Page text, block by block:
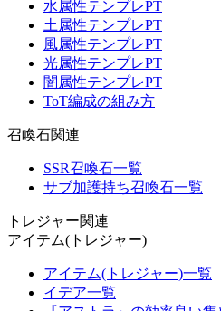
水属性テンプレPT
土属性テンプレPT
風属性テンプレPT
光属性テンプレPT
闇属性テンプレPT
ToT編成の組み方
召喚石関連
SSR召喚石一覧
サブ加護持ち召喚石一覧
トレジャー関連
アイテム(トレジャー)
アイテム(トレジャー)一覧
イデア一覧